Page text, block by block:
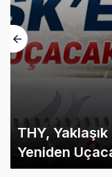
THY,
Yeniden